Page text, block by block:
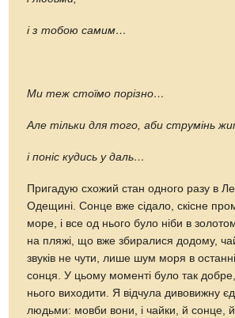
і з тобою самим…
Ми теж стоїмо порізно…
Але тільки для того, аби струмінь
і поніс кудись у даль…
Пригадую схожий стан одного разу в
Одещині. Сонце вже сідало, скісне
море, і все од нього було ніби в
на пляжі, що вже збиралися додому,
звуків не чути, лише шум моря в
сонця. У цьому моменті було так
нього виходити. Я відчула дивовижну
людьми: мовби вони, і чайки, й сонце,